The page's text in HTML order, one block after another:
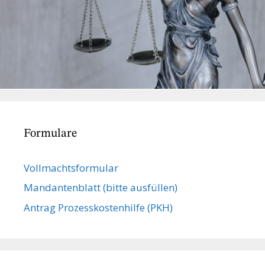
Formulare
Vollmachts­formular
Mandanten­blatt (bitte ausfüllen)
Antrag Prozesskostenhilfe (PKH)